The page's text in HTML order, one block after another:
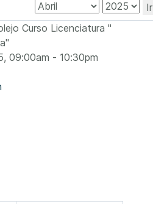
Curso Licenciatura "
09:00am - 10:30pm